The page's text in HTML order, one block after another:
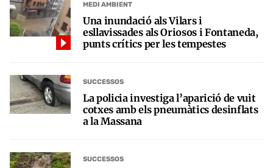
MEDI AMBIENT
Una inundació als Vilars i
esllavissades als Oriosos i Fontaneda,
punts crítics per les tempestes
SUCCESSOS
La policia investiga l’aparició de vuit
cotxes amb els pneumàtics desinflats
a la Massana
SUCCESSOS